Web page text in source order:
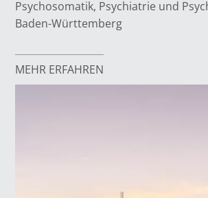
Psychosomatik, Psychiatrie und
Baden-Württemberg
MEHR ERFAHREN